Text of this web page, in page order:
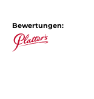
Bewertungen: